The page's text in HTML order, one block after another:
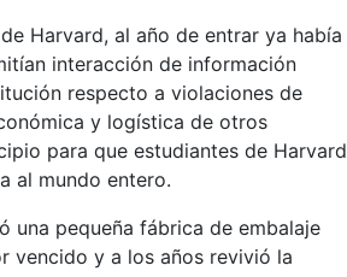
Harvard, al año de entrar ya había
interacción de información
respecto a violaciones de
y logística de otros
para que estudiantes de Harvard
al mundo entero.
una pequeña fábrica de embalaje
vencido y a los años revivió la